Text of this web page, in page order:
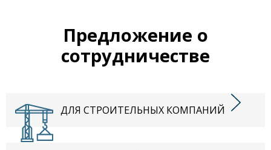
Предложение о
сотрудничестве
ДЛЯ СТРОИТЕЛЬНЫХ КОМПАНИЙ